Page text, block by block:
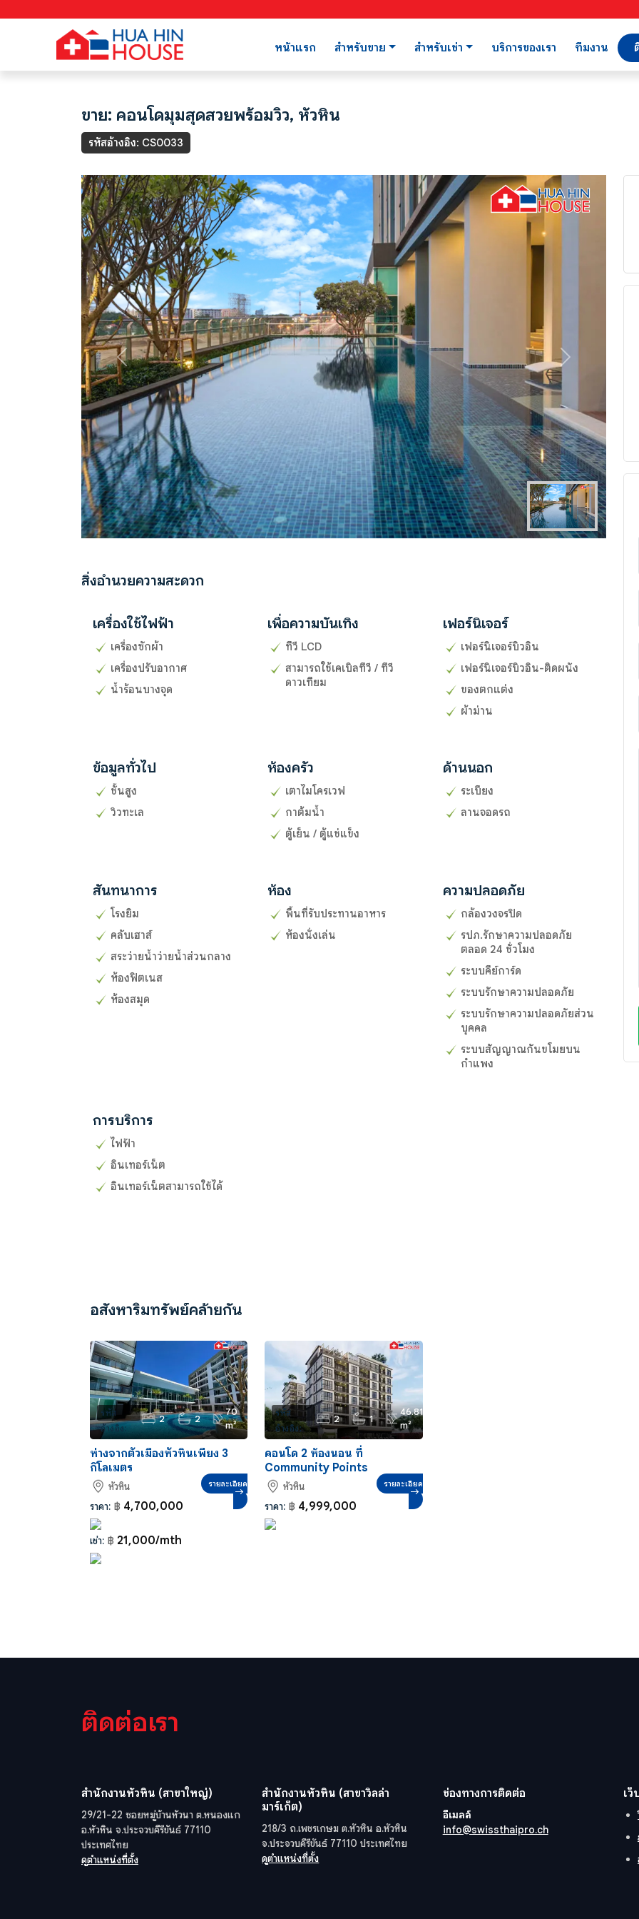
หน้าแรก สำหรับขาย สำหรับเช่า บริการของเรา ทีมงาน
ขาย: คอนโดมุมสุดสวยพร้อมวิว, หัวหิน
รหัสอ้างอิง: CS0033
Previous Next
สิ่งอำนวยความสะดวก
เครื่องใช้ไฟฟ้า
เครื่องซักผ้า
เครื่องปรับอากาศ
น้ำร้อนบางจุด
เพื่อความบันเทิง
ทีวี LCD
สามารถใช้เคเบิลทีวี / ทีวี
ดาวเทียม
เฟอร์นิเจอร์
เฟอร์นิเจอร์บิวอิน
เฟอร์นิเจอร์บิวอิน-ติดผนัง
ของตกแต่ง
ผ้าม่าน
ข้อมูลทั่วไป
ชั้นสูง
วิวทะเล
ห้องครัว
เตาไมโครเวฟ
กาต้มน้ำ
ตู้เย็น / ตู้แช่แข็ง
ด้านนอก
ระเบียง
ลานจอดรถ
สันทนาการ
โรงยิม
คลับเฮาส์
สระว่ายน้ำว่ายน้ำส่วนกลาง
ห้องฟิตเนส
ห้องสมุด
ห้อง
พื้นที่รับประทานอาหาร
ห้องนั่งเล่น
ความปลอดภัย
กล้องวงจรปิด
รปภ.รักษาความปลอดภัย
ตลอด 24 ชั่วโมง
ระบบคีย์การ์ด
ระบบรักษาความปลอดภัย
ระบบรักษาความปลอดภัยส่วน
บุคคล
ระบบสัญญาณกันขโมยบน
กำแพง
การบริการ
ไฟฟ้า
อินเทอร์เน็ต
อินเทอร์เน็ตสามารถใช้ได้
อสังหาริมทรัพย์คล้ายกัน
รหัส
อ้างอิง:
2 2
70
m²
ห่างจากตัวเมืองหัวหินเพียง 3
กิโลเมตร
หัวหิน
ราคา: ฿ 4,700,000
เช่า: ฿ 21,000/mth
รายละเอียด
รหัส
อ้างอิง:
CS0076
2 1
46.81
m²
คอนโด 2 ห้องนอน ที่
Community Points
หัวหิน
ราคา: ฿ 4,999,000
รายละเอียด
ติดต่อเรา
สำนักงานหัวหิน (สาขาใหญ่)
29/21-22 ซอยหมู่บ้านหัวนา ต.หนองแก
อ.หัวหิน จ.ประจวบคีรีขันธ์ 77110
ประเทศไทย
ดูตำแหน่งที่ตั้ง
สำนักงานหัวหิน (สาขาวิลล่า
มาร์เก็ต)
218/3 ถ.เพชรเกษม ต.หัวหิน อ.หัวหิน
จ.ประจวบคีรีขันธ์ 77110 ประเทศไทย
ดูตำแหน่งที่ตั้ง
ช่องทางการติดต่อ
อีเมลล์
info@swissthaipro.ch
เว็